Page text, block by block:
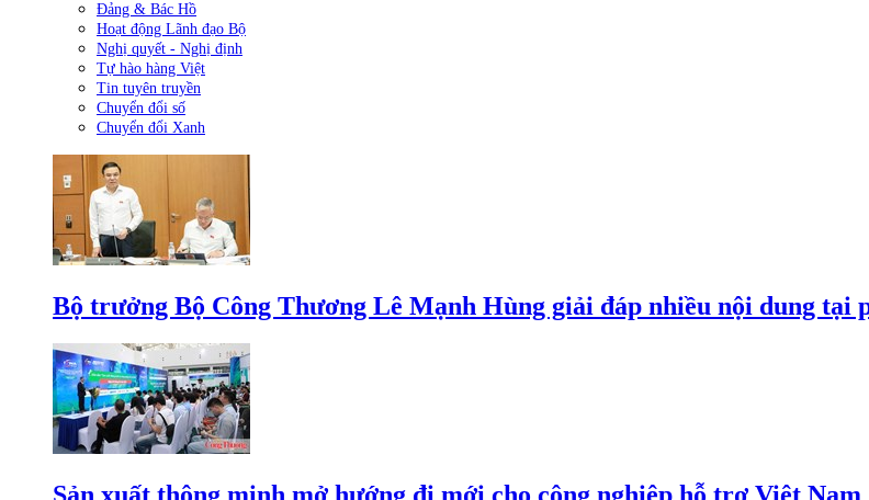
Đảng & Bác Hồ
Hoạt động Lãnh đạo Bộ
Nghị quyết - Nghị định
Tự hào hàng Việt
Tin tuyên truyền
Chuyển đổi số
Chuyển đổi Xanh
Bộ trưởng Bộ Công Thương Lê Mạnh Hùng giải đáp nhiều nội dung tại
Sản xuất thông minh mở hướng đi mới cho công nghiệp hỗ trợ Việt Nam